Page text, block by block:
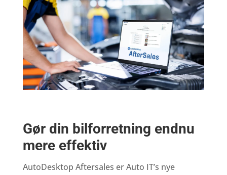
Gør din bilforretning endnu
mere effektiv
AutoDesktop Aftersales er Auto IT’s nye